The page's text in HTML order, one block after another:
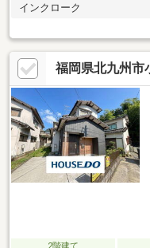
インクローク
福岡県北九州市